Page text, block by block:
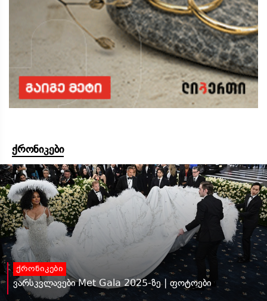
ქრონიკები
ქრონიკები
ვარსკვლავები Met Gala 2025-ზე | ფოტოები